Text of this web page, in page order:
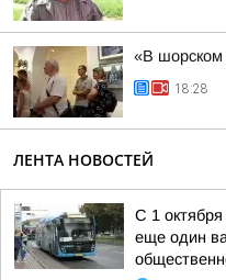
«В шорском
18:28
ЛЕНТА НОВОСТЕЙ
С 1 октября
еще один